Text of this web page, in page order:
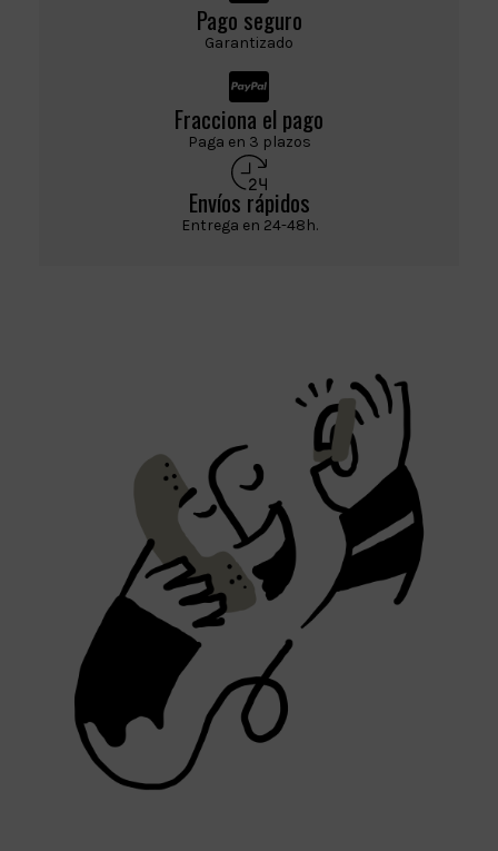
Pago seguro
Garantizado
Fracciona el pago
Paga en 3 plazos
Envíos rápidos
Entrega en 24-48h.